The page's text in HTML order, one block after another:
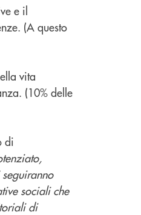
e il
(A questo
vita
(10% delle
di
sociali che
di